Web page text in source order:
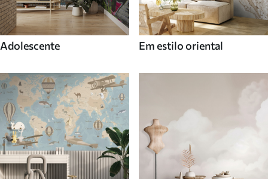
Adolescente Em estilo oriental